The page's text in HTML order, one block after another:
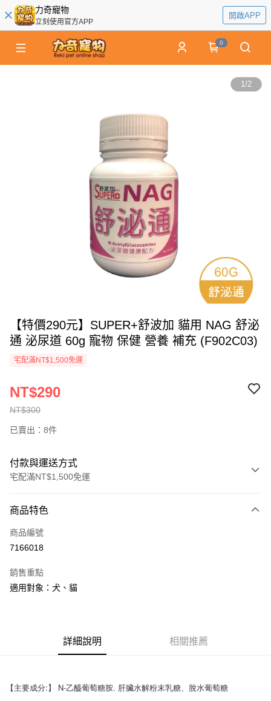
力奇寵物
立刻使用官方APP
開啟APP
0
1/2
【特價290元】SUPER+舒波加 貓用 NAG 舒泌
通 泌尿道 60g 寵物 保健 營養 補充 (F902C03)
宅配滿NT$1,500免運
NT$300
NT$290
已賣出：8件
付款與運送方式
宅配滿NT$1,500免運
信用卡一次付款
LINE Pay
悠遊付
【關於「AFTEE先享後付」】
AFTEE先享後付是「在收到商品之後才付款」的支付方式。 讓您購物簡單
３．安心：先確認商品／服務後，再付款。
宅配
商品特色
商品編號
7166018
銷售重點
適用對象：犬、貓
詳細說明 相關推薦
【主要成分:】 N-乙醯葡萄糖胺. 肝臟水解粉末乳糖、脫水葡萄糖